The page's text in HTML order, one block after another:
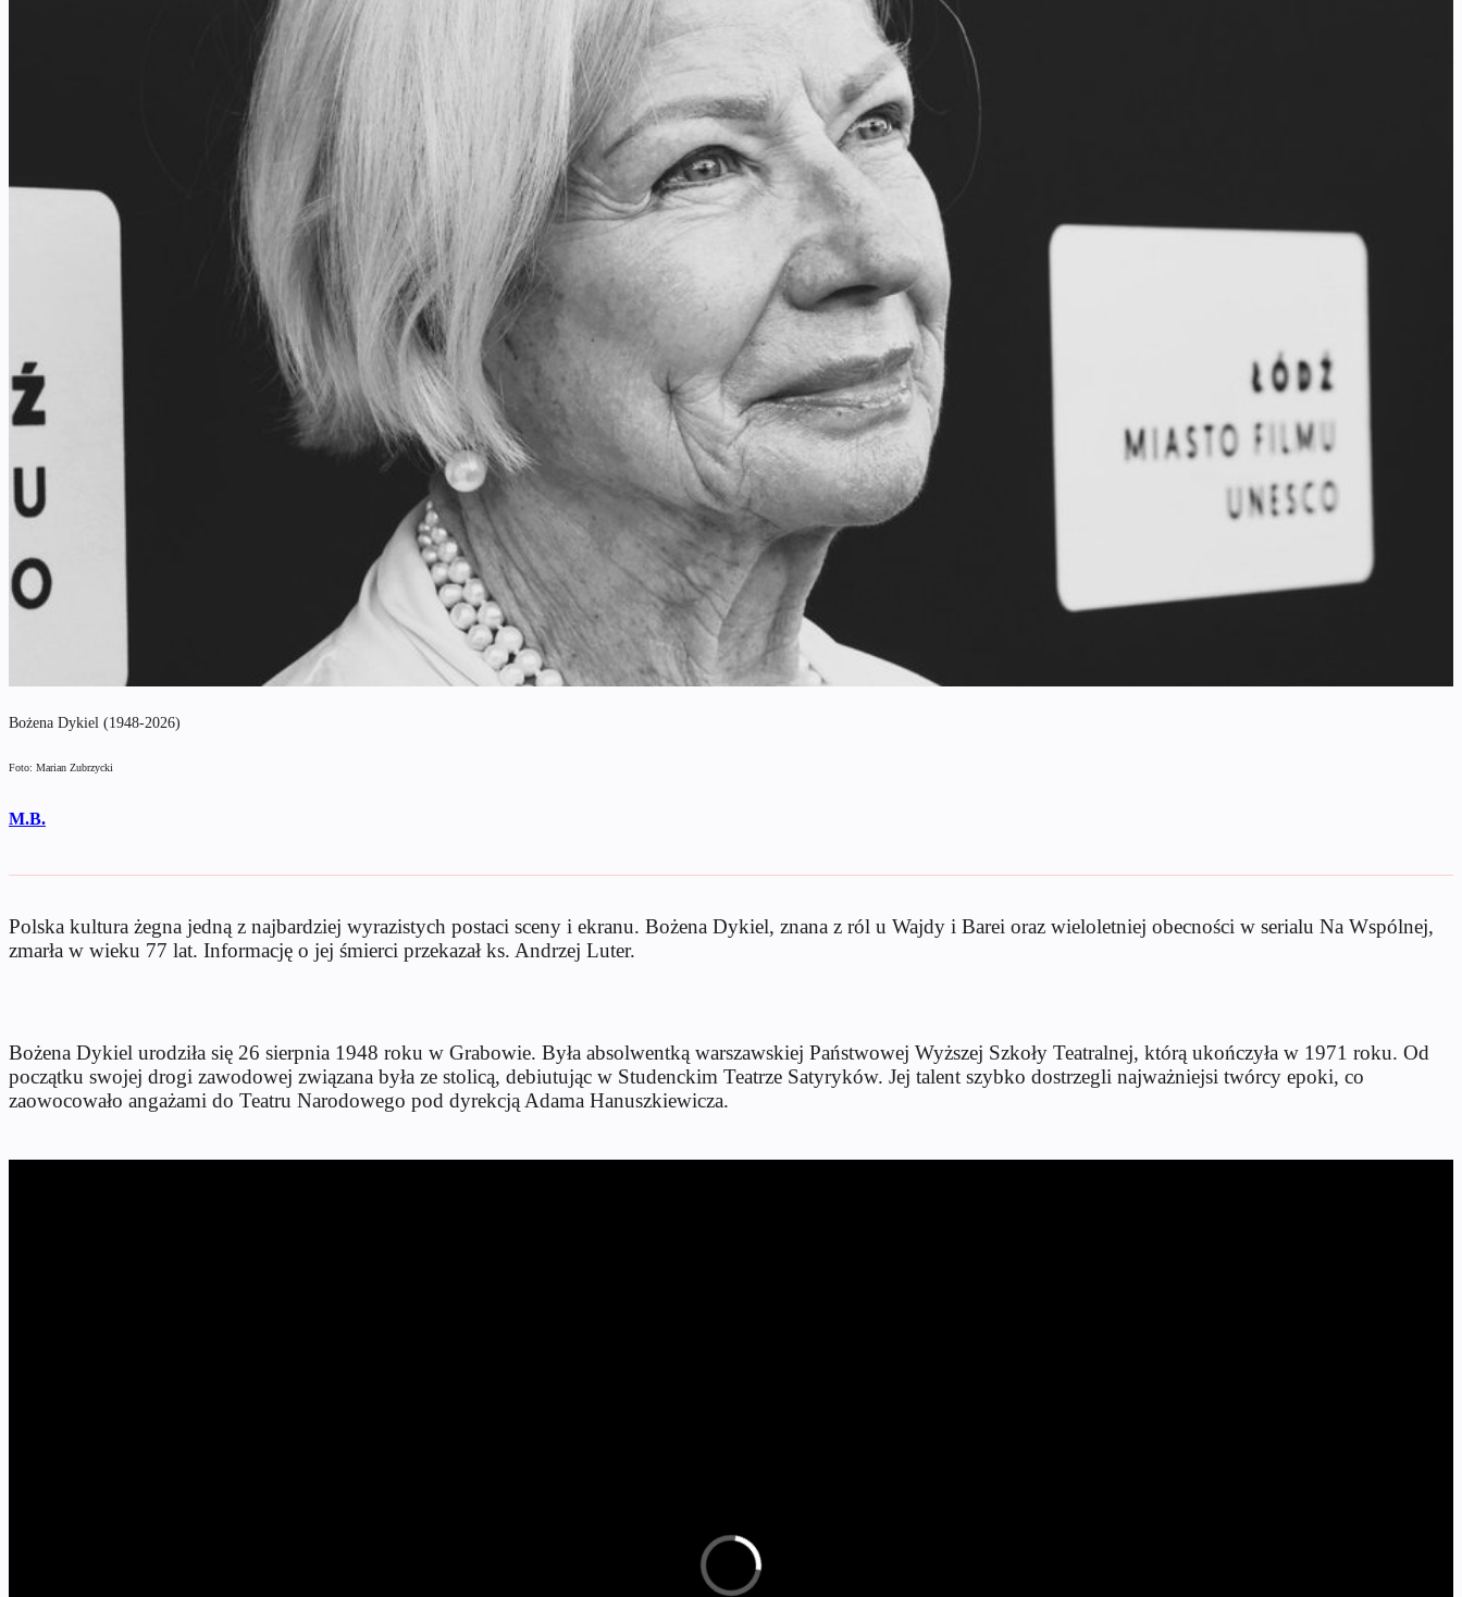
Bożena Dykiel (1948-2026)
Foto: Marian Zubrzycki
M.B.
Polska kultura żegna jedną z najbardziej wyrazistych postaci sceny i ekranu. Bożena Dykiel, znana z ról u Wajdy i Barei oraz wieloletniej obecności w serialu Na Wspólnej,
zmarła w wieku 77 lat. Informację o jej śmierci przekazał ks. Andrzej Luter.
Bożena Dykiel urodziła się 26 sierpnia 1948 roku w Grabowie. Była absolwentką warszawskiej Państwowej Wyższej Szkoły Teatralnej, którą ukończyła w 1971 roku. Od
początku swojej drogi zawodowej związana była ze stolicą, debiutując w Studenckim Teatrze Satyryków. Jej talent szybko dostrzegli najważniejsi twórcy epoki, co
zaowocowało angażami do Teatru Narodowego pod dyrekcją Adama Hanuszkiewicza.